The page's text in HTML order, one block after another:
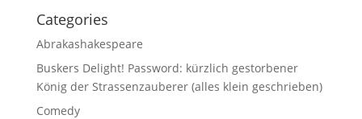
Categories
Abrakashakespeare
Buskers Delight! Password: kürzlich gestorbener
König der Strassenzauberer (alles klein geschrieben)
Comedy